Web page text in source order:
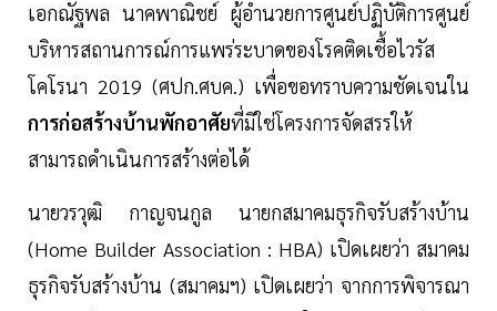
เอกณัฐพล นาคพาณิชย์ ผู้อำนวยการศูนย์ปฏิบัติการศูนย์
บริหารสถานการณ์การแพร่ระบาดของโรคติดเชื้อไวรัส
โคโรนา 2019 (ศปก.ศบค.) เพื่อขอทราบความชัดเจนใน
การก่อสร้างบ้านพักอาศัยที่มิใช่โครงการจัดสรรให้
สามารถดำเนินการสร้างต่อได้
นายวรวุฒิ กาญจนกูล นายกสมาคมธุรกิจรับสร้างบ้าน
(Home Builder Association : HBA) เปิดเผยว่า สมาคม
ธุรกิจรับสร้างบ้าน (สมาคมฯ) เปิดเผยว่า จากการพิจารณา